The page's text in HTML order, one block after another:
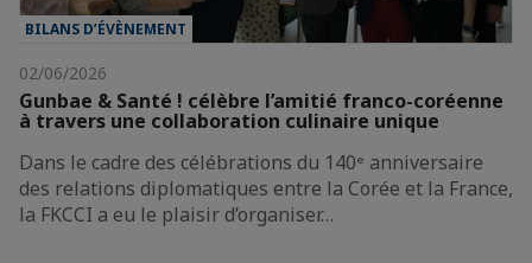
BILANS D’ÉVÈNEMENT
02/06/2026
Gunbae & Santé ! célèbre l’amitié franco-coréenne
à travers une collaboration culinaire unique
Dans le cadre des célébrations du 140ᵉ anniversaire
des relations diplomatiques entre la Corée et la France,
la FKCCI a eu le plaisir d’organiser…